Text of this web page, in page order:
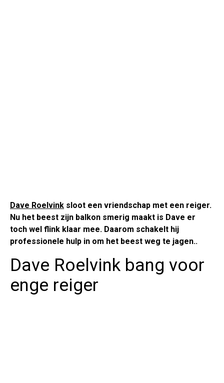
Dave Roelvink sloot een vriendschap met een reiger.
Nu het beest zijn balkon smerig maakt is Dave er
toch wel flink klaar mee. Daarom schakelt hij
professionele hulp in om het beest weg te jagen..
Dave Roelvink bang voor
enge reiger